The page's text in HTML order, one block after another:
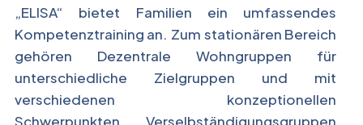
„ELISA“ bietet Familien ein umfassendes
Kompetenztraining an. Zum stationären Bereich
gehören Dezentrale Wohngruppen für
unterschiedliche Zielgruppen und mit
verschiedenen konzeptionellen
Schwerpunkten, Verselbständigungsgruppen